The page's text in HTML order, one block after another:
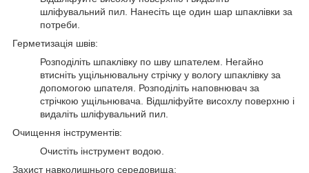
шліфувальний пил. Нанесіть ще один шар шпаклівки за
потреби.
Герметизація швів:
Розподіліть шпаклівку по шву шпателем. Негайно
втисніть ущільнювальну стрічку у вологу шпаклівку за
допомогою шпателя. Розподіліть наповнювач за
стрічкою ущільнювача. Відшліфуйте висохлу поверхню і
видаліть шліфувальний пил.
Очищення інструментів:
Очистіть інструмент водою.
Захист навколишнього середовища: